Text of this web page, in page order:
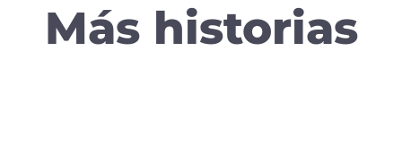
Más historias